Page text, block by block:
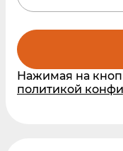
Нажимая на
политикой